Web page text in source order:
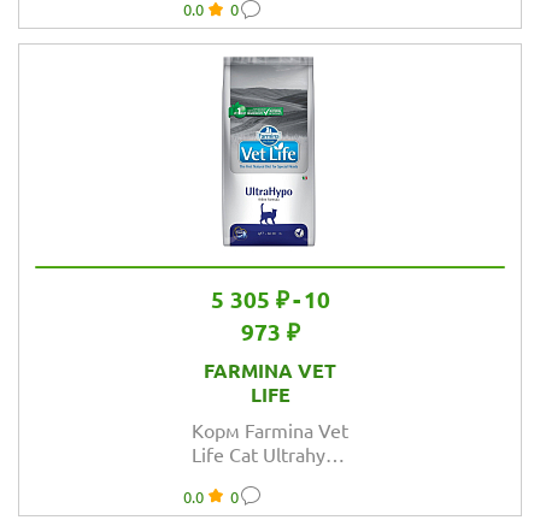
МКБ
0.0 0
5 305 ₽- 10
973 ₽
FARMINA VET
LIFE
Корм Farmina Vet
Life Cat Ultrahypo
аллергии
0.0 0